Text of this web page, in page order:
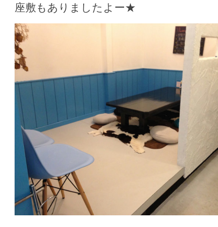
座敷もありましたよー★